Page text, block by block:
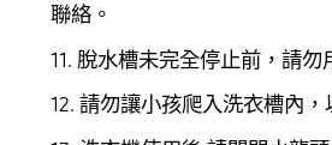
聯絡。
11. 脫水槽未完全停止前，請勿
12. 請勿讓小孩爬入洗衣槽內，